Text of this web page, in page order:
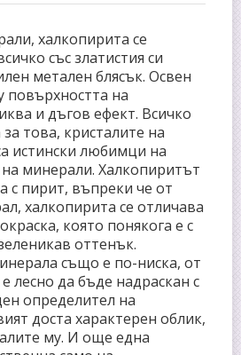
халкопирита се
със златистия си
метален блясък. Освен
повърхността на
и дъгов ефект. Всичко
това, кристалите на
истински любимци на
минерали. Халкопиритът
с пирит, въпреки че от
халкопирита се отличава
която понякога е с
оттенък.
също е по-ниска, от
лесно да бъде надраскан с
определител на
доста характерен облик,
му. И още една